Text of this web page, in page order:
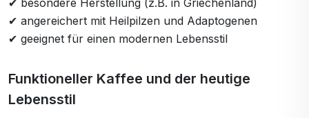
✔ besondere Herstellung (z.B. in Griechenland)
✔ angereichert mit Heilpilzen und Adaptogenen
✔ geeignet für einen modernen Lebensstil
Funktioneller Kaffee und der heutige
Lebensstil